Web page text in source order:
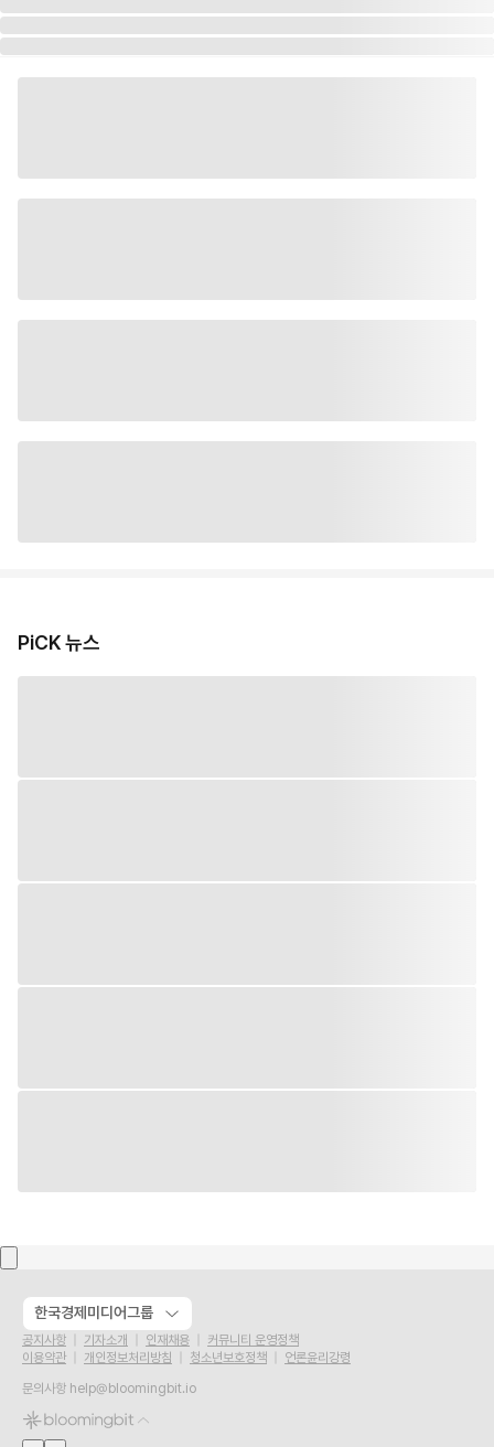
PiCK 뉴스
한국경제미디어그룹
공지사항 기자소개 인재채용
커뮤니티 운영정책
이용약관
개인정보처리방침 청소년보호정책
언론윤리강령
문의사항 help@bloomingbit.io